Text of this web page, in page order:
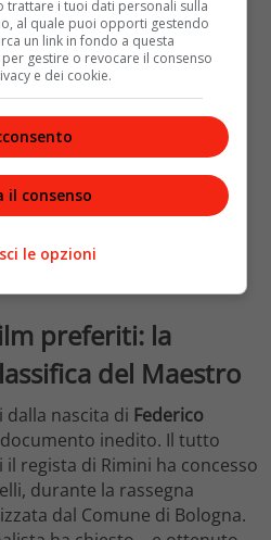
preferiti: la
del Maestro
dalla nascita di Federico
inedito. Il tutto
il regista di Rimini ha concesso
durante la rassegna
dal Comune di Bologna.
i tuoi dati personali sulla
al quale puoi opporti gestendo
un link in fondo a questa
gestire o revocare il consenso
e dei cookie.
il consenso
le opzioni